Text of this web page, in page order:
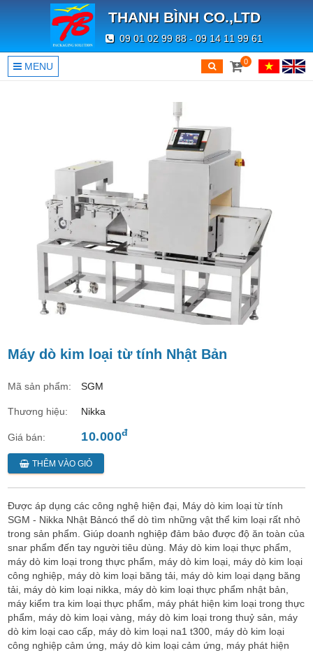
THANH BÌNH CO.,LTD
09 01 02 99 88 - 09 14 11 99 61
MENU 0
Máy dò kim loại từ tính Nhật Bản
Mã sản phẩm: SGM
Thương hiệu: Nikka
Giá bán: 10.000đ
THÊM VÀO GIỎ
Được áp dụng các công nghệ hiện đại, Máy dò kim loại từ tính
SGM - Nikka Nhật Bảncó thể dò tìm những vật thể kim loại rất nhỏ
trong sản phẩm. Giúp doanh nghiệp đảm bảo được độ ăn toàn của
snar phẩm đến tay người tiêu dùng. Máy dò kim loại thực phẩm,
máy dò kim loại trong thực phẩm, máy dò kim loại, máy dò kim loại
công nghiệp, máy dò kim loại băng tải, máy dò kim loại dạng băng
tải, máy dò kim loại nikka, máy dò kim loại thực phẩm nhật bản,
máy kiểm tra kim loại thực phẩm, máy phát hiện kim loại trong thực
phẩm, máy dò kim loại vàng, máy dò kim loại trong thuỷ sản, máy
dò kim loại cao cấp, máy dò kim loại na1 t300, máy dò kim loại
công nghiệp cảm ứng, máy dò kim loại cảm ứng, máy phát hiện